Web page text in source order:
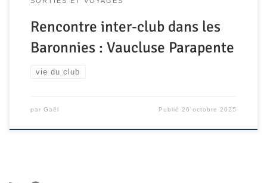
Rencontre inter-club dans les
Baronnies : Vaucluse Parapente
vie du club
par Gaël Publié26 octobre 2025